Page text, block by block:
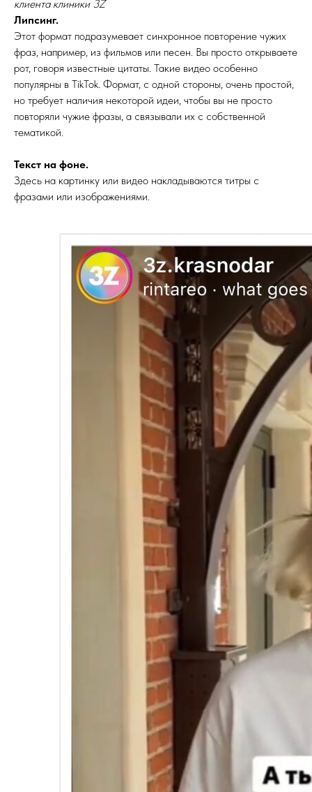
клиента клиники 3Z
Липсинг.
Этот формат подразумевает синхронное повторение чужих
фраз, например, из фильмов или песен. Вы просто открываете
рот, говоря известные цитаты. Такие видео особенно
популярны в TikTok. Формат, с одной стороны, очень простой,
но требует наличия некоторой идеи, чтобы вы не просто
повторяли чужие фразы, а связывали их с собственной
тематикой.
Текст на фоне.
Здесь на картинку или видео накладываются титры с
фразами или изображениями.